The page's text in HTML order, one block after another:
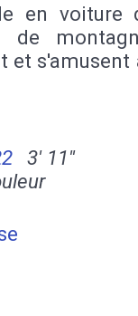
en voiture
de
et s'amusent
3' 11''